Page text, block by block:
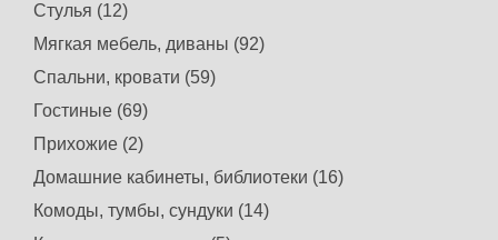
Стулья (12)
Мягкая мебель, диваны (92)
Спальни, кровати (59)
Гостиные (69)
Прихожие (2)
Домашние кабинеты, библиотеки (16)
Комоды, тумбы, сундуки (14)